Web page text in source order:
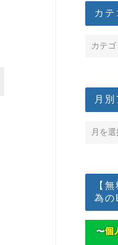
カテ
月
【
為の